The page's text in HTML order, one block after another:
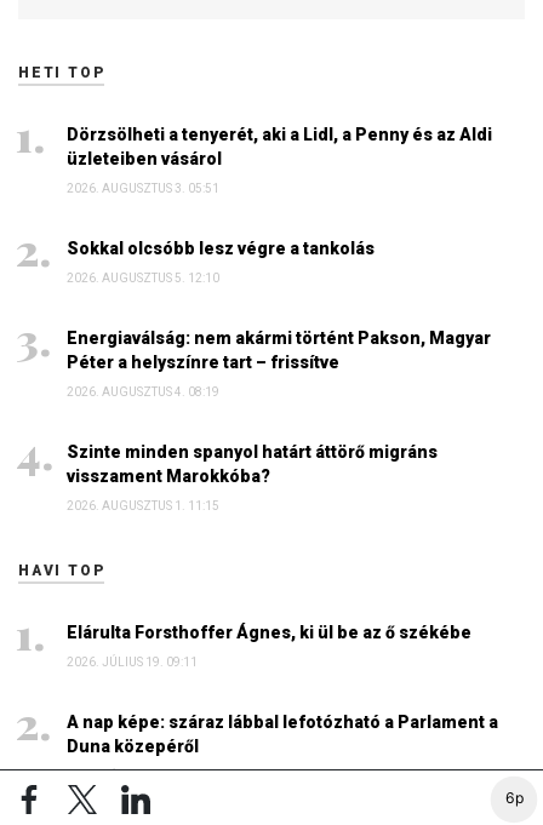
6p
HETI TOP
Dörzsölheti a tenyerét, aki a Lidl, a Penny és az Aldi
üzleteiben vásárol
2026. AUGUSZTUS 3. 05:51
Sokkal olcsóbb lesz végre a tankolás
2026. AUGUSZTUS 5. 12:10
Energiaválság: nem akármi történt Pakson, Magyar
Péter a helyszínre tart – frissítve
2026. AUGUSZTUS 4. 08:19
Szinte minden spanyol határt áttörő migráns
visszament Marokkóba?
2026. AUGUSZTUS 1. 11:15
HAVI TOP
Elárulta Forsthoffer Ágnes, ki ül be az ő székébe
2026. JÚLIUS 19. 09:11
A nap képe: száraz lábbal lefotózható a Parlament a
Duna közepéről